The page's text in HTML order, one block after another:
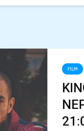
FILM